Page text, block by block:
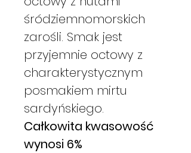
śródziemnomorskich
zarośli. Smak jest
przyjemnie octowy z
charakterystycznym
posmakiem mirtu
sardyńskiego.
Całkowita kwasowość
wynosi 6%